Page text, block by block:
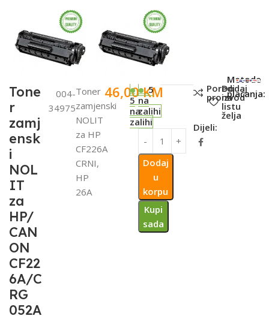
Tone
r
zamj
ensk
i
NOL
IT
za
HP/
CAN
ON
CF22
6A/C
RG
052A
004-
34975
Toner
zamjenski
NOLIT
za HP
CF226A
CRNI,
HP
26A
46,00KM
5
na
zalihi
5
na
zalihi
Dodaj
u
korpu
Kupi
sada
Poredi
proizvod
Dodaj
na
listu
želja
Dijeli:
Metode
plaćanja: